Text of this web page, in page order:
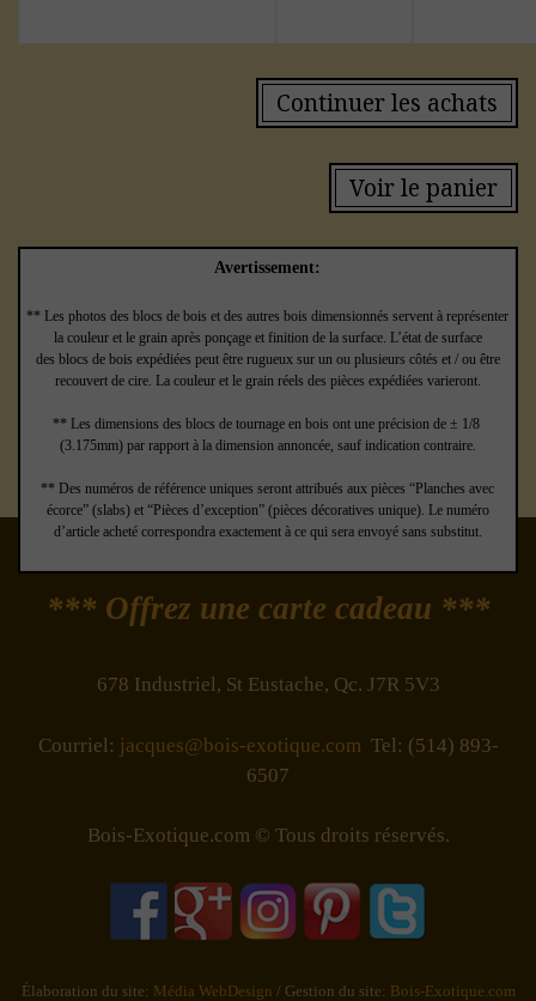
Continuer les achats
Voir le panier
Avertissement:
** Les photos des blocs de bois et des autres bois dimensionnés servent à représenter
la couleur et le grain après ponçage et finition de la surface. L’état de surface
des blocs de bois expédiées peut être rugueux sur un ou plusieurs côtés et / ou être
recouvert de cire. La couleur et le grain réels des pièces expédiées varieront.
** Les dimensions des blocs de tournage en bois ont une précision de ± 1/8
(3.175mm) par rapport à la dimension annoncée, sauf indication contraire.
** Des numéros de référence uniques seront attribués aux pièces “Planches avec
écorce” (slabs) et “Pièces d’exception” (pièces décoratives unique). Le numéro
d’article acheté correspondra exactement à ce qui sera envoyé sans substitut.
*** Offrez une carte cadeau ***
678 Industriel, St Eustache, Qc. J7R 5V3
Courriel: jacques@bois-exotique.com Tel: (514) 893-
6507
Bois-Exotique.com © Tous droits réservés.
Élaboration du site: Média WebDesign / Gestion du site: Bois-Exotique.com